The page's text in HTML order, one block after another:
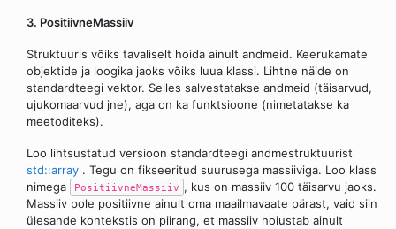
3. PositiivneMassiiv
Struktuuris võiks tavaliselt hoida ainult andmeid. Keerukamate
objektide ja loogika jaoks võiks luua klassi. Lihtne näide on
standardteegi vektor. Selles salvestatakse andmeid (täisarvud,
ujukomaarvud jne), aga on ka funktsioone (nimetatakse ka
meetoditeks).
Loo lihtsustatud versioon standardteegi andmestruktuurist
std::array . Tegu on fikseeritud suurusega massiiviga. Loo klass
nimega
PositiivneMassiiv , kus on massiiv 100 täisarvu jaoks.
Massiiv pole positiivne ainult oma maailmavaate pärast, vaid siin
ülesande kontekstis on piirang, et massiiv hoiustab ainult